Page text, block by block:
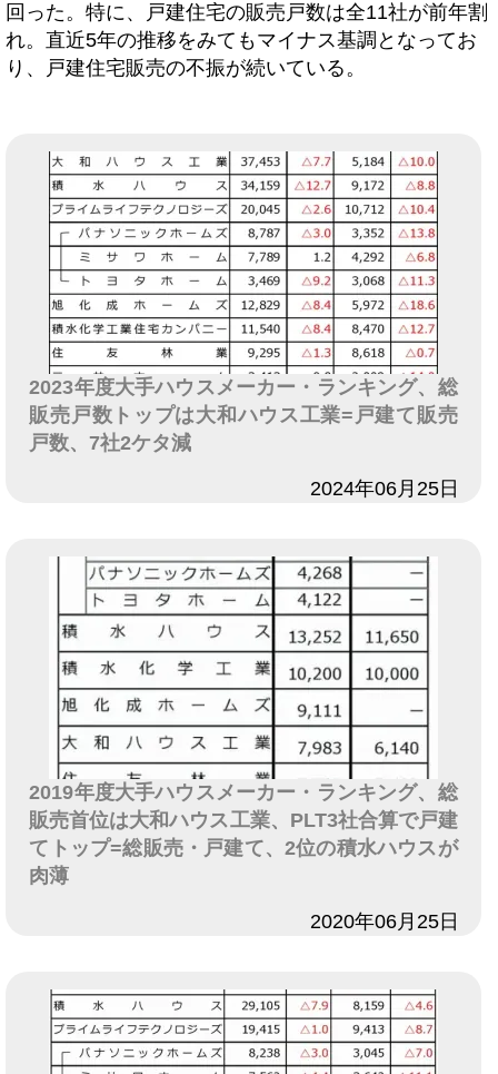
回った。特に、戸建住宅の販売戸数は全11社が前年割
れ。直近5年の推移をみてもマイナス基調となってお
り、戸建住宅販売の不振が続いている。
2023年度大手ハウスメーカー・ランキング、総
販売戸数トップは大和ハウス工業=戸建て販売
戸数、7社2ケタ減
2024年06月25日
2019年度大手ハウスメーカー・ランキング、総
販売首位は大和ハウス工業、PLT3社合算で戸建
てトップ=総販売・戸建て、2位の積水ハウスが
肉薄
2020年06月25日